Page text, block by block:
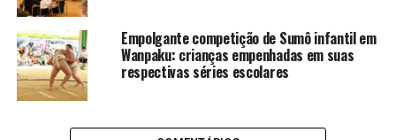
Empolgante competição de Sumô infantil em
Wanpaku: crianças empenhadas em suas
respectivas séries escolares